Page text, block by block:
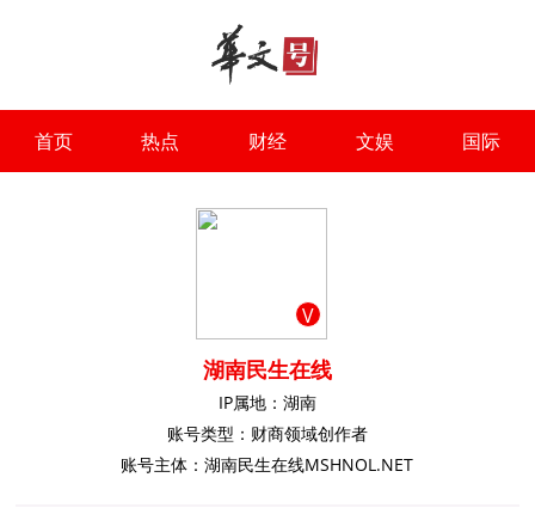
首页 热点 财经 文娱 国际
V
湖南民生在线
IP属地：湖南
账号类型：财商领域创作者
账号主体：湖南民生在线MSHNOL.NET